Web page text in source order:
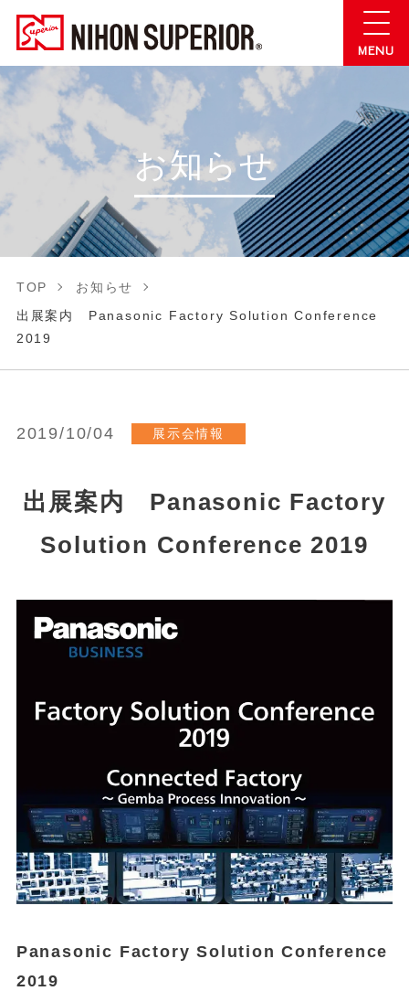
お知らせ
TOP
お知らせ
出展案内 Panasonic Factory Solution Conference
2019
2019/10/04 展示会情報
出展案内 Panasonic Factory
Solution Conference 2019
Panasonic Factory Solution Conference
2019